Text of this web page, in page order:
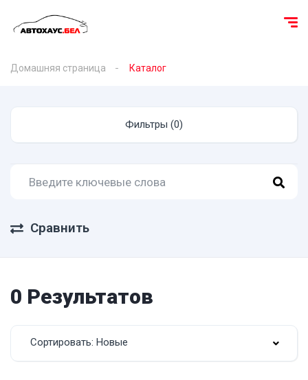
Домашняя страница Каталог
Фильтры (0)
Сравнить
0 Результатов
Сортировать: Новые